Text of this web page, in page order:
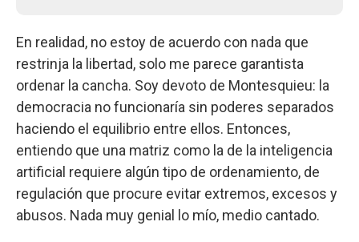
En realidad, no estoy de acuerdo con nada que
restrinja la libertad, solo me parece garantista
ordenar la cancha. Soy devoto de Montesquieu: la
democracia no funcionaría sin poderes separados
haciendo el equilibrio entre ellos. Entonces,
entiendo que una matriz como la de la inteligencia
artificial requiere algún tipo de ordenamiento, de
regulación que procure evitar extremos, excesos y
abusos. Nada muy genial lo mío, medio cantado.